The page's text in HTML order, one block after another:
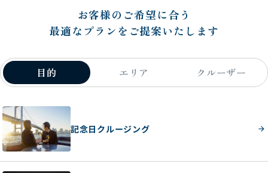
お客様のご希望に合う
最適なプランをご提案いたします
目的 エリア クルーザー
記念日クルージング